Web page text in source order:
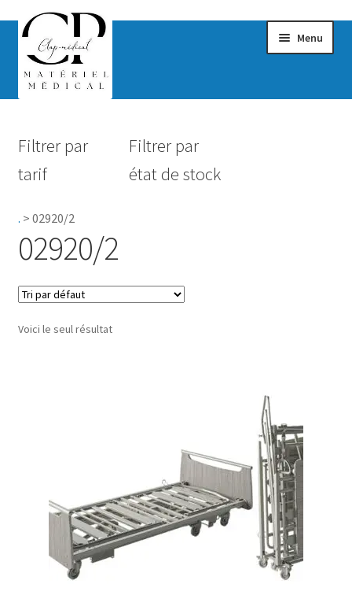
Menu
Hygiène
Rééducation
Accessoires Salle de bain
Filtrer par
tarif
Filtrer par
état de stock
. > 02920/2
02920/2
Voici le seul résultat